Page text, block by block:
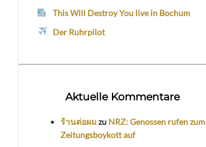
This Will Destroy You live in Bochum
Der Ruhrpilot
Aktuelle Kommentare
ร้านต่อผมzu NRZ: Genossen rufen zum
Zeitungsboykott auf